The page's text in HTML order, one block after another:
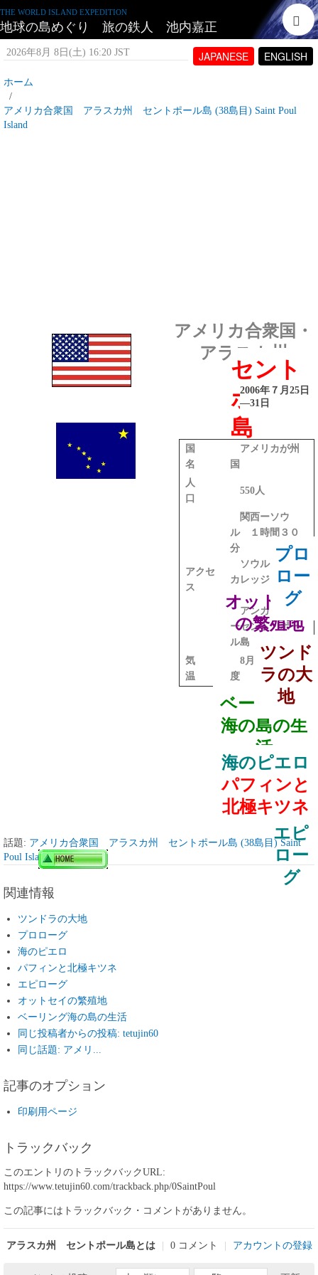
THE WORLD ISLAND EXPEDITION
地球の島めぐり 旅の鉄人 池内嘉正
JAPANESE ENGLISH
2026年8月 8日(土) 16:20 JST
ホーム
アメリカ合衆国 アラスカ州 セントポール島 (38島目) Saint Poul
Island
2006年 ７月 25 日
―31 日
ツンド
ラの大
地
セント
ポール
島
プロ
ロー
グ
アメリカ合衆国・
アラスカ州
海のピエロ
パフィンと
北極キツネ
エピ
ロー
グ
オットセイ
の繁殖地
ベーリング
海の島の生
活
国
名
アメリカが州
国
人
口
550人
アクセ
ス
関西ーソウ
ル １時間３０
分
ソウルーアン
カレッジ 7時間
30分
アンカレッジ
ーセント・ポー
ル島 4時間
気
温
8月 3度ー16
度
話題: アメリカ合衆国 アラスカ州 セントポール島 (38島目) Saint
Poul Island
関連情報
ツンドラの大地
プロローグ
海のピエロ
パフィンと北極キツネ
エピローグ
オットセイの繁殖地
ベーリング海の島の生活
同じ投稿者からの投稿: tetujin60
同じ話題: アメリ...
記事のオプション
印刷用ページ
トラックバック
このエントリのトラックバックURL:
https://www.tetujin60.com/trackback.php/0SaintPoul
この記事にはトラックバック・コメントがありません。
アラスカ州 セントポール島とは 0 コメント アカウントの登録